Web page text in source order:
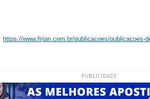
https://www.firjan.com.br/publicacoes/publicacoes-
PUBLICIDADE